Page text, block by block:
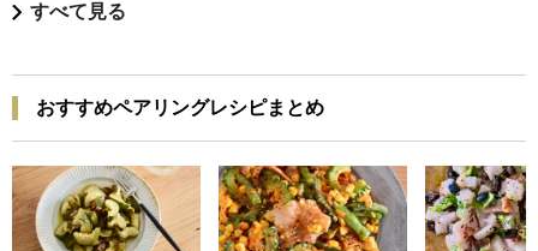
すべて見る
おすすめペアリングレシピまとめ